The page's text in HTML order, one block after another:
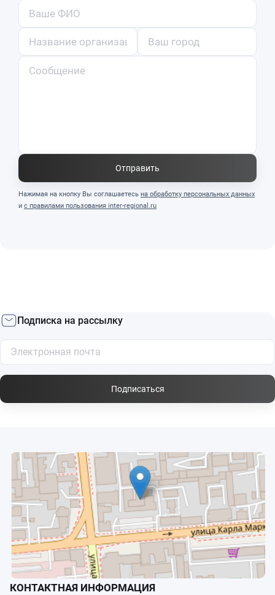
Отправить
Нажимая на кнопку Вы соглашаетесь на обработку персональных данных
и с правилами пользования inter-regional.ru
Подписка на рассылку
Подписаться
КОНТАКТНАЯ ИНФОРМАЦИЯ